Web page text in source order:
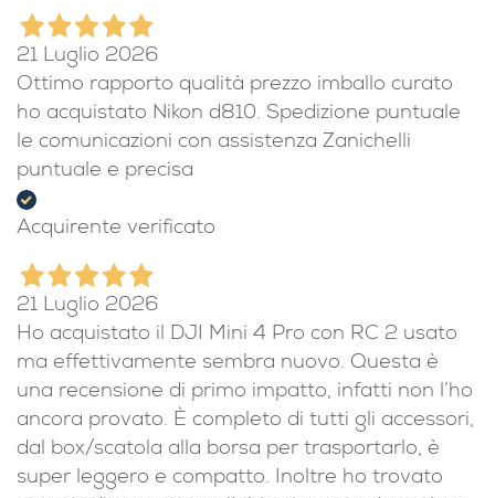
21 Luglio 2026
Ottimo rapporto qualità prezzo imballo curato
ho acquistato Nikon d810. Spedizione puntuale
le comunicazioni con assistenza Zanichelli
puntuale e precisa
Acquirente verificato
21 Luglio 2026
Ho acquistato il DJI Mini 4 Pro con RC 2 usato
ma effettivamente sembra nuovo. Questa è
una recensione di primo impatto, infatti non l’ho
ancora provato. È completo di tutti gli accessori,
dal box/scatola alla borsa per trasportarlo, è
super leggero e compatto. Inoltre ho trovato